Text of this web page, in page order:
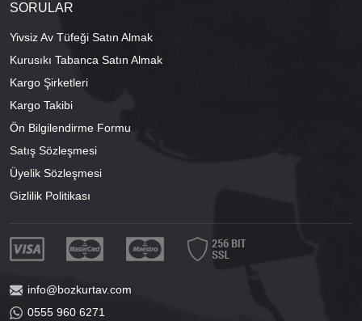
SORULAR
Yivsiz Av Tüfeği Satın Almak
Kurusıkı Tabanca Satın Almak
Kargo Şirketleri
Kargo Takibi
Ön Bilgilendirme Formu
Satış Sözleşmesi
Üyelik Sözleşmesi
Gizlilik Politikası
info@bozkurtav.com
0555 960 6271